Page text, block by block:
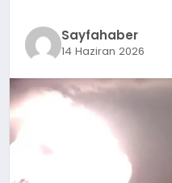
EKONOMI
Sayfahaber
14 Haziran 2026